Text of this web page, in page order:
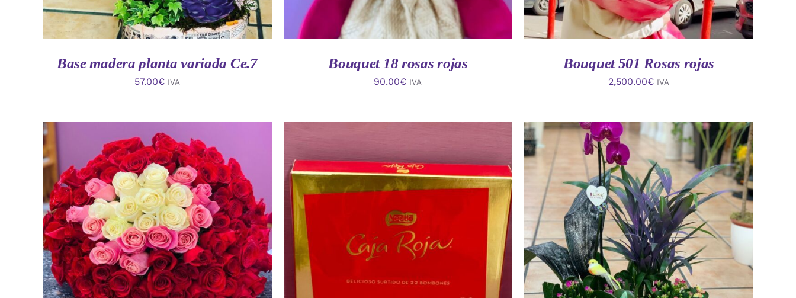
Base madera planta variada Ce.7
57.00€ IVA
Bouquet 18 rosas rojas
90.00€ IVA
Bouquet 501 Rosas rojas
2,500.00€ IVA
AÑADIR AL CARRITO / VISTA RAPIDA AÑADIR AL CARRITO / VISTA RAPIDA AÑADIR AL CARRITO / VISTA RAPIDA